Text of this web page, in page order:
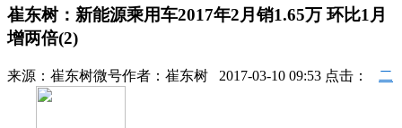
崔东树：新能源乘用车2017年2月销1.65万 环比1月
增两倍(2)
来源： 崔东树微号作者： 崔东树 2017-03-10 09:53 点击： 二